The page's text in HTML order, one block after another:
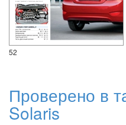
52
Проверено в
Solaris